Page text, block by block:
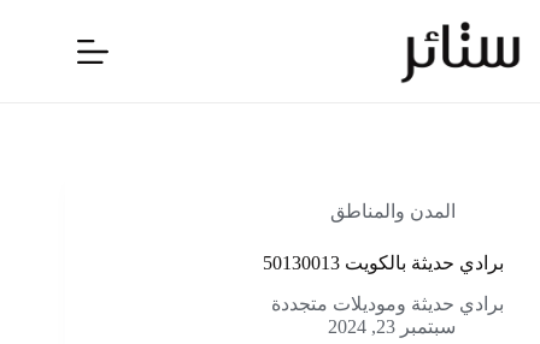
إلى
المحتوى
المدن والمناطق
برادي حديثة بالكويت 50130013
برادي حديثة وموديلات متجددة
سبتمبر 23, 2024